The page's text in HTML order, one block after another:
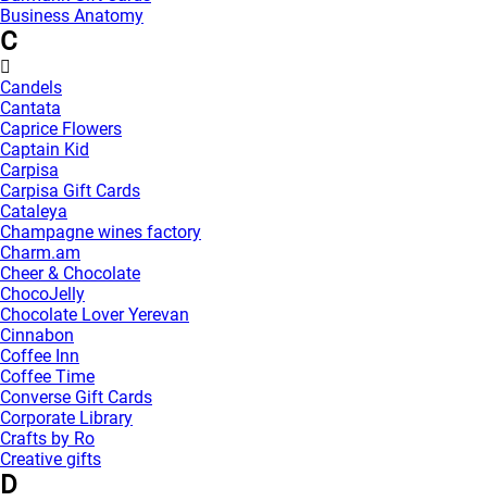
Business Anatomy
C
Candels
Cantata
Caprice Flowers
Captain Kid
Carpisa
Carpisa Gift Cards
Cataleya
Champagne wines factory
Charm.am
Cheer & Chocolate
ChocoJelly
Chocolate Lover Yerevan
Cinnabon
Coffee Inn
Coffee Time
Converse Gift Cards
Corporate Library
Crafts by Ro
Creative gifts
D